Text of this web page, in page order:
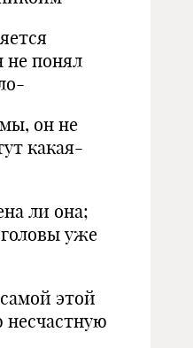
понял
он не
какая-
ли она;
уже
этой